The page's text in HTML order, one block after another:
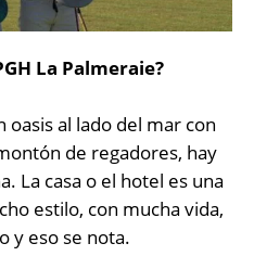
La Palmeraie?
oasis al lado del mar con
de regadores, hay
La casa o el hotel es una
estilo, con mucha vida,
y eso se nota.